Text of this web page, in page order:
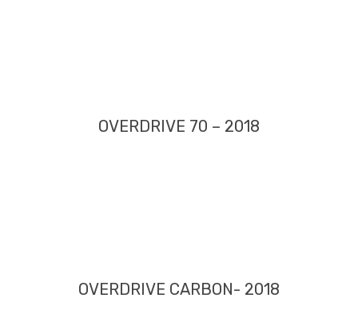
OVERDRIVE 70 – 2018
OVERDRIVE CARBON- 2018